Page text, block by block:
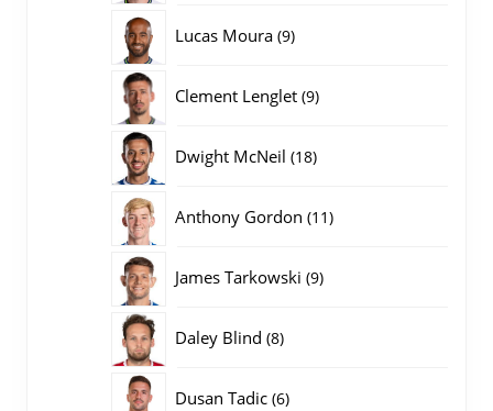
Lucas Moura 99
Clement Lenglet 99
Dwight McNeil 1818
Anthony Gordon 1111
James Tarkowski 99
Daley Blind 88
Dusan Tadic 66